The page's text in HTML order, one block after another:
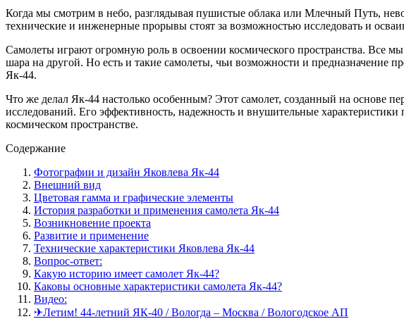
Когда мы смотрим в небо, разглядывая пушистые облака или Млечный Путь,
технические и инженерные прорывы стоят за возможностью исследовать и
Самолеты играют огромную роль в освоении космического пространства. Все
шара на другой. Но есть и такие самолеты, чьи возможности и предназначение
Як-44.
Что же делал Як-44 настолько особенным? Этот самолет, созданный на основе
исследований. Его эффективность, надежность и внушительные
космическом пространстве.
Содержание
Фотографии и дизайн Яковлева Як-44
Внешний вид
Цветовая гамма и графические элементы
История разработки и применения самолета Як-44
Возникновение проекта
Развитие и применение
Технические характеристики Яковлева Як-44
Вопрос-ответ:
Какую историю имеет самолет Як-44?
Каковы основные характеристики самолета Як-44?
Видео:
✈Летим! 44-летний ЯК-40 / Вологда – Москва / Вологодское АП